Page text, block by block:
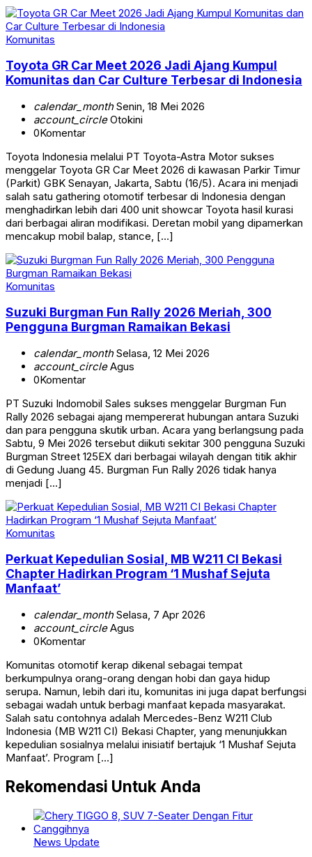
Komunitas
Toyota GR Car Meet 2026 Jadi Ajang Kumpul
Komunitas dan Car Culture Terbesar di Indonesia
calendar_monthSenin, 18 Mei 2026
account_circleOtokini
0Komentar
Toyota Indonesia melalui PT Toyota-Astra Motor sukses
menggelar Toyota GR Car Meet 2026 di kawasan Parkir Timur
(Parkit) GBK Senayan, Jakarta, Sabtu (16/5). Acara ini menjadi
salah satu gathering otomotif terbesar di Indonesia dengan
menghadirkan lebih dari 400 unit showcar Toyota hasil kurasi
dari berbagai aliran modifikasi. Deretan mobil yang dipamerkan
mencakup mobil balap, stance, […]
Komunitas
Suzuki Burgman Fun Rally 2026 Meriah, 300
Pengguna Burgman Ramaikan Bekasi
calendar_monthSelasa, 12 Mei 2026
account_circleAgus
0Komentar
PT Suzuki Indomobil Sales sukses menggelar Burgman Fun
Rally 2026 sebagai ajang mempererat hubungan antara Suzuki
dan para pengguna skutik urban. Acara yang berlangsung pada
Sabtu, 9 Mei 2026 tersebut diikuti sekitar 300 pengguna Suzuki
Burgman Street 125EX dari berbagai wilayah dengan titik akhir
di Gedung Juang 45. Burgman Fun Rally 2026 tidak hanya
menjadi […]
Komunitas
Perkuat Kepedulian Sosial, MB W211 CI Bekasi
Chapter Hadirkan Program ‘1 Mushaf Sejuta
Manfaat’
calendar_monthSelasa, 7 Apr 2026
account_circleAgus
0Komentar
Komunitas otomotif kerap dikenal sebagai tempat
berkumpulnya orang-orang dengan hobi dan gaya hidup
serupa. Namun, lebih dari itu, komunitas ini juga dapat berfungsi
sebagai wadah untuk berbagi manfaat kepada masyarakat.
Salah satu contohnya adalah Mercedes-Benz W211 Club
Indonesia (MB W211 CI) Bekasi Chapter, yang menunjukkan
kepedulian sosialnya melalui inisiatif bertajuk ‘1 Mushaf Sejuta
Manfaat’. Program […]
Rekomendasi Untuk Anda
News Update